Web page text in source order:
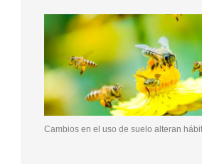
Cambios en el uso de suelo alteran